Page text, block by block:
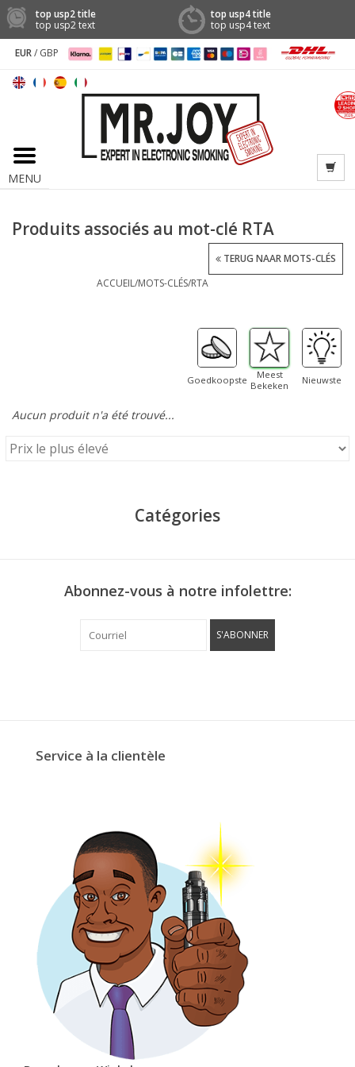
top usp2 title
top usp2 text
top usp4 title
top usp4 text
EUR/ GBP
MENU
Produits associés au mot-clé RTA
ACCUEIL/MOTS-CLÉS/RTA
TERUG NAAR MOTS-CLÉS
Goedkoopste
Meest
Bekeken
Nieuwste
Aucun produit n'a été trouvé...
Catégories
Abonnez-vous à notre infolettre:
S'ABONNER
Service à la clientèle